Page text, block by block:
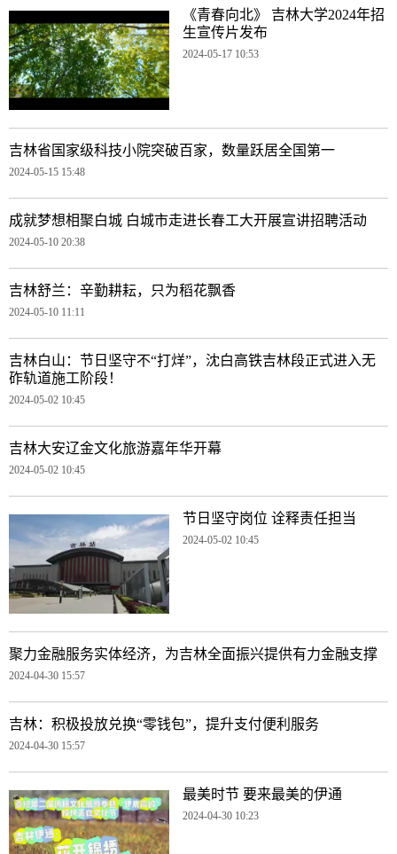
《青春向北》 吉林大学2024年招
生宣传片发布
2024-05-17 10:53
吉林省国家级科技小院突破百家，数量跃居全国第一
2024-05-15 15:48
成就梦想相聚白城 白城市走进长春工大开展宣讲招聘活动
2024-05-10 20:38
吉林舒兰：辛勤耕耘，只为稻花飘香
2024-05-10 11:11
吉林白山：节日坚守不“打烊”，沈白高铁吉林段正式进入无
砟轨道施工阶段！
2024-05-02 10:45
吉林大安辽金文化旅游嘉年华开幕
2024-05-02 10:45
节日坚守岗位 诠释责任担当
2024-05-02 10:45
聚力金融服务实体经济，为吉林全面振兴提供有力金融支撑
2024-04-30 15:57
吉林：积极投放兑换“零钱包”，提升支付便利服务
2024-04-30 15:57
最美时节 要来最美的伊通
2024-04-30 10:23